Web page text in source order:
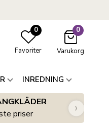
0
Favoriter
0
Varukorg
INREDNING
priser
›